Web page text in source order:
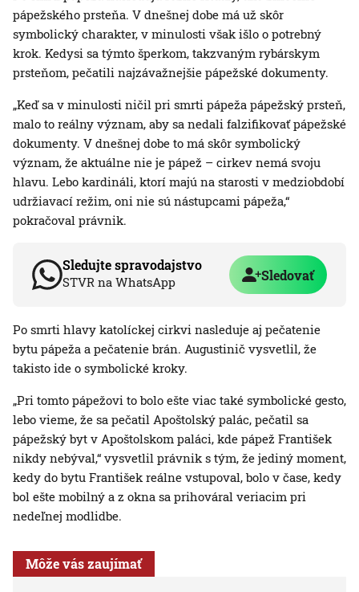
pápežského prsteňa. V dnešnej dobe má už skôr
symbolický charakter, v minulosti však išlo o potrebný
krok. Kedysi sa týmto šperkom, takzvaným rybárskym
prsteňom, pečatili najzávažnejšie pápežské dokumenty.
„Keď sa v minulosti ničil pri smrti pápeža pápežský prsteň,
malo to reálny význam, aby sa nedali falzifikovať pápežské
dokumenty. V dnešnej dobe to má skôr symbolický
význam, že aktuálne nie je pápež – cirkev nemá svoju
hlavu. Lebo kardináli, ktorí majú na starosti v medziobdobí
udržiavací režim, oni nie sú nástupcami pápeža,“
pokračoval právnik.
Sledujte spravodajstvo
STVR na WhatsApp Sledovať
Po smrti hlavy katolíckej cirkvi nasleduje aj pečatenie
bytu pápeža a pečatenie brán. Augustinič vysvetlil, že
takisto ide o symbolické kroky.
„Pri tomto pápežovi to bolo ešte viac také symbolické gesto,
lebo vieme, že sa pečatil Apoštolský palác, pečatil sa
pápežský byt v Apoštolskom paláci, kde pápež František
nikdy nebýval,“ vysvetlil právnik s tým, že jediný moment,
kedy do bytu František reálne vstupoval, bolo v čase, kedy
bol ešte mobilný a z okna sa prihováral veriacim pri
nedeľnej modlidbe.
Môže vás zaujímať